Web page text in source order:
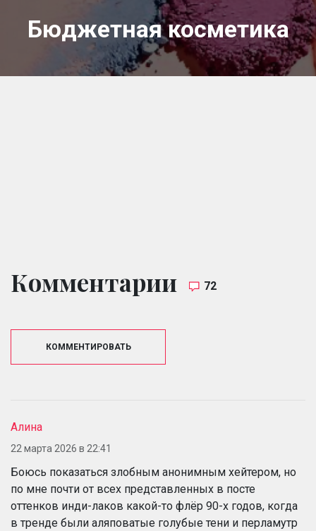
Бюджетная косметика
Комментарии 72
КОММЕНТИРОВАТЬ
Алина
22 марта 2026 в 22:41
Боюсь показаться злобным анонимным хейтером, но
по мне почти от всех представленных в посте
оттенков инди-лаков какой-то флёр 90-х годов, когда
в тренде были аляповатые голубые тени и перламутр